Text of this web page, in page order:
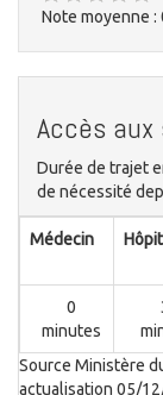
Note moyenne :
Accès aux
Durée de trajet
de nécessité
Médecin
0
minutes
Source Ministère
actualisation 05/